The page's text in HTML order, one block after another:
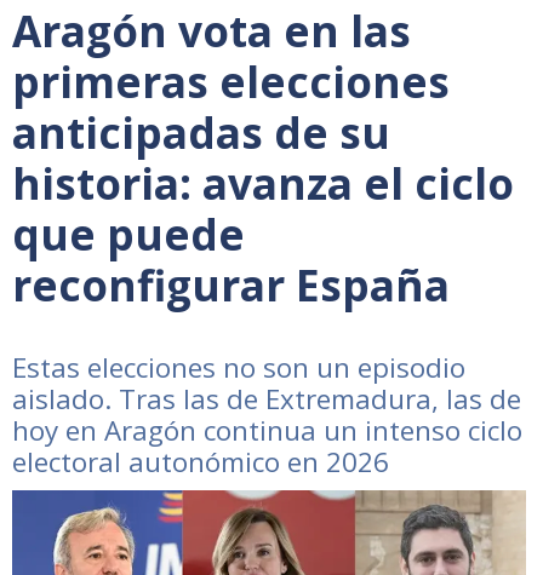
Aragón vota en las
primeras elecciones
anticipadas de su
historia: avanza el ciclo
que puede
reconfigurar España
Estas elecciones no son un episodio
aislado. Tras las de Extremadura, las de
hoy en Aragón continua un intenso ciclo
electoral autonómico en 2026